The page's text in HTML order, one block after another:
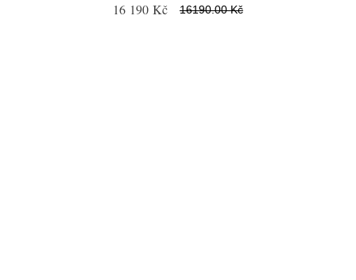
16 190 Kč 16190.00 Kč